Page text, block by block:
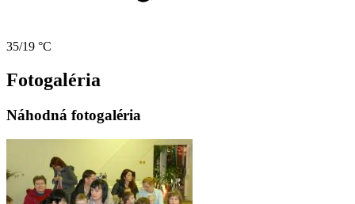
35/19 °C
Fotogaléria
Náhodná fotogaléria